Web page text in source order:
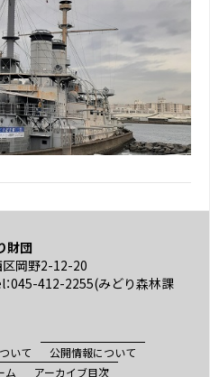
財団
岡野2-12-20
045-412-2255(みどり森林課
いて
公開情報について
ム
アーカイブ目次